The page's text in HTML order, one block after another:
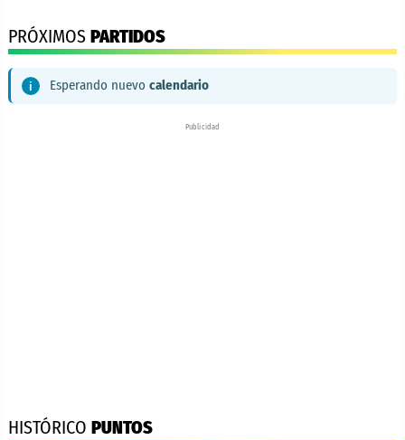
PRÓXIMOS PARTIDOS
Esperando nuevo calendario
Publicidad
HISTÓRICO PUNTOS